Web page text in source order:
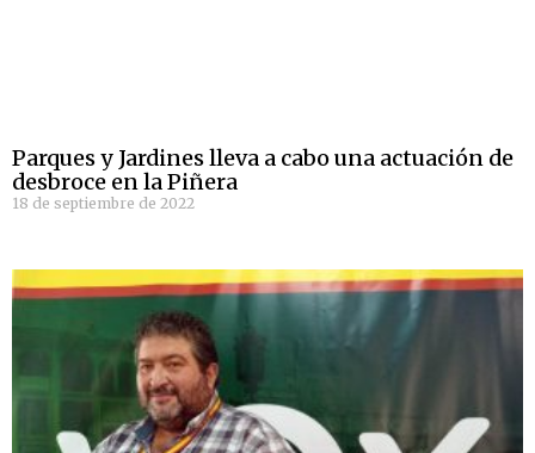
Parques y Jardines lleva a cabo una actuación de
desbroce en la Piñera
18 de septiembre de 2022